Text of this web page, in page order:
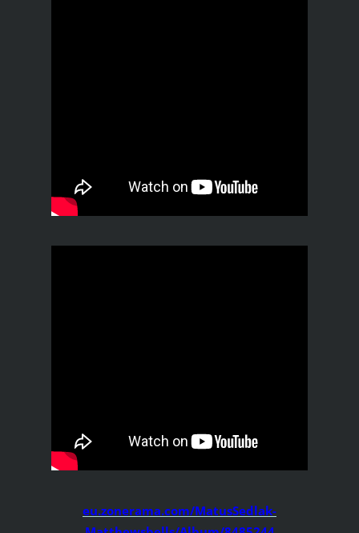
eu.zonerama.com/MatusSedlak-